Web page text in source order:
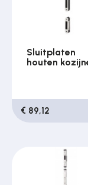
Sluitplaten
houten
€ 89,12